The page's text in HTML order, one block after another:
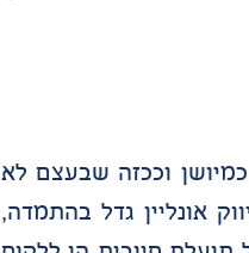
וככזה שבעצם לא
אונליין גדל בהתמדה,